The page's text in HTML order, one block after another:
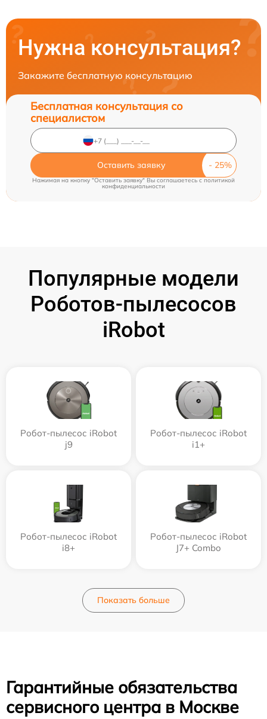
Нужна консультация?
Закажите бесплатную консультацию
Бесплатная консультация со
специалистом
Оставить заявку
Нажимая на кнопку "Оставить заявку" Вы соглашаетесь c политикой
конфиденциальности
Популярные модели
Роботов-пылесосов
iRobot
Робот-пылесос iRobot
j9
Робот-пылесос iRobot
i1+
Робот-пылесос iRobot
i8+
Робот-пылесос iRobot
J7+ Combo
Показать больше
Гарантийные обязательства
сервисного центра в Москве